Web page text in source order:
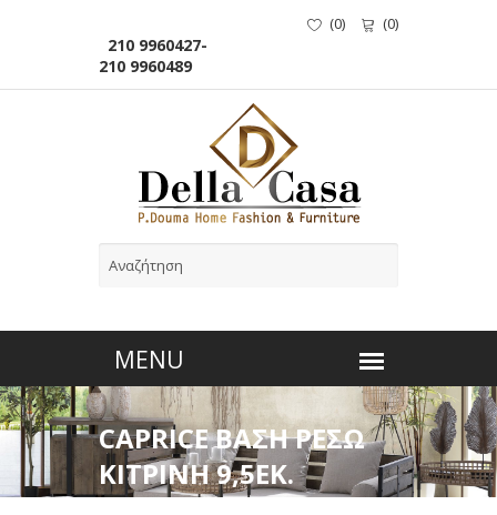
210 9960427-
210 9960489
(0) (0)
CAPRICE ΒΑΣΗ ΡΕΣΩ
ΚΙΤΡΙΝΗ 9,5ΕΚ.